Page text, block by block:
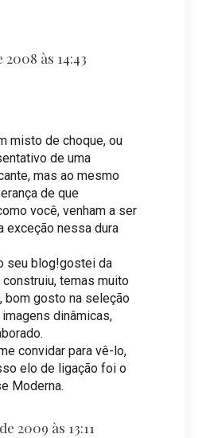
2008 às 14:43
misto de choque, ou
de uma
mas ao mesmo
de que
você, venham a ser
exceção nessa dura
seu blog!gostei da
temas muito
bom gosto na seleção
dinâmicas,
convidar para vê-lo,
elo de ligação foi o
Moderna.
2009 às 13:11